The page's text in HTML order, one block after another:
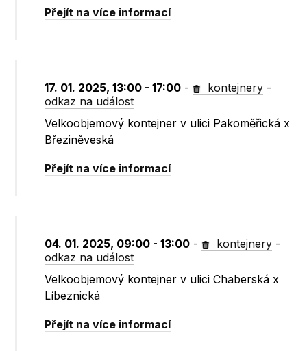
Přejít na více informací
17. 01. 2025, 13:00 - 17:00 - kontejnery -
odkaz na událost
Velkoobjemový kontejner v ulici Pakoměřická x
Březiněveská
Přejít na více informací
04. 01. 2025, 09:00 - 13:00 - kontejnery -
odkaz na událost
Velkoobjemový kontejner v ulici Chaberská x
Líbeznická
Přejít na více informací